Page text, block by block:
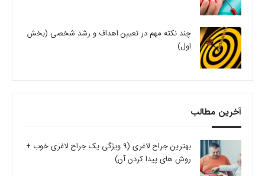
چند نکته مهم در تعیین اهداف و رشد شخصی (بخش
اول)
آخرین مطالب
بهترین جراح لاغری (9 ویژگی یک جراح لاغری خوب +
روش های پیدا کردن آن)